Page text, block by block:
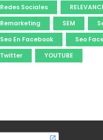
Redes Sociales
Remarketing
SEM
Seo En Facebook
Seo
Twitter
YOUTUBE